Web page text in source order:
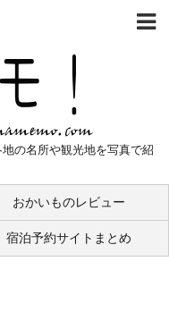
の名所や観光地を写真で紹
おかいものレビュー
宿泊予約サイトまとめ